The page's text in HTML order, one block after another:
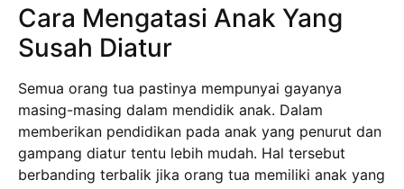
Cara Mengatasi Anak Yang
Susah Diatur
Semua orang tua pastinya mempunyai gayanya
masing-masing dalam mendidik anak. Dalam
memberikan pendidikan pada anak yang penurut dan
gampang diatur tentu lebih mudah. Hal tersebut
berbanding terbalik jika orang tua memiliki anak yang